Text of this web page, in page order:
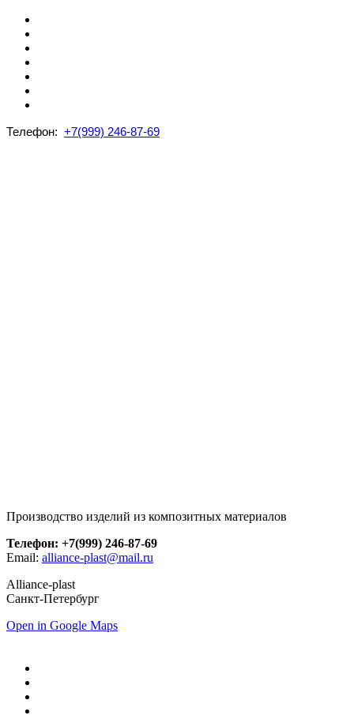
Телефон: +7(999) 246-87-69
Производство изделий из композитных материалов
Телефон: +7(999) 246-87-69
Email: alliance-plast@mail.ru
Alliance-plast
Санкт-Петербург
Open in Google Maps